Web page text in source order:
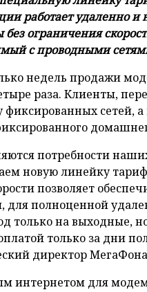
работает удаленно
ограничения
с проводными
недель продажи
раза. Клиенты,
фиксированных сетей,
потребности
новую линейку
позволяет
полноценной
только на выходные,
только за дни
директор
интернетом для